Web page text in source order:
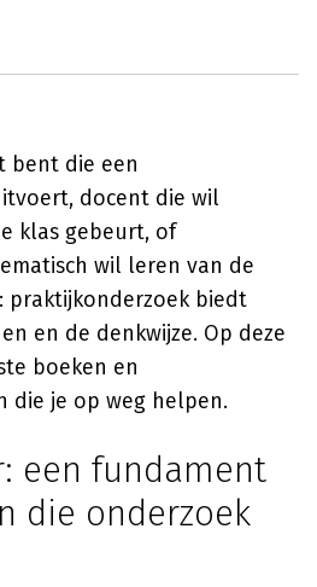
bent die een
docent die wil
klas gebeurt, of
wil leren van de
praktijkonderzoek biedt
en de denkwijze. Op deze
boeken en
die je op weg helpen.
een fundament
die onderzoek